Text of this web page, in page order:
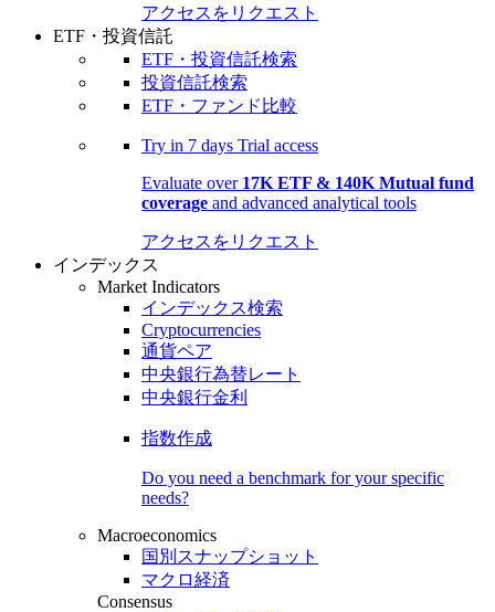
アクセスをリクエスト
ETF・投資信託
ETF・投資信託検索
投資信託検索
ETF・ファンド比較
Try in 7 days Trial access
Evaluate over 17K ETF & 140K Mutual fund
coverage and advanced analytical tools
アクセスをリクエスト
インデックス
Market Indicators
インデックス検索
Cryptocurrencies
通貨ペア
中央銀行為替レート
中央銀行金利
指数作成
Do you need a benchmark for your specific
needs?
Macroeconomics
国別スナップショット
マクロ経済
Consensus